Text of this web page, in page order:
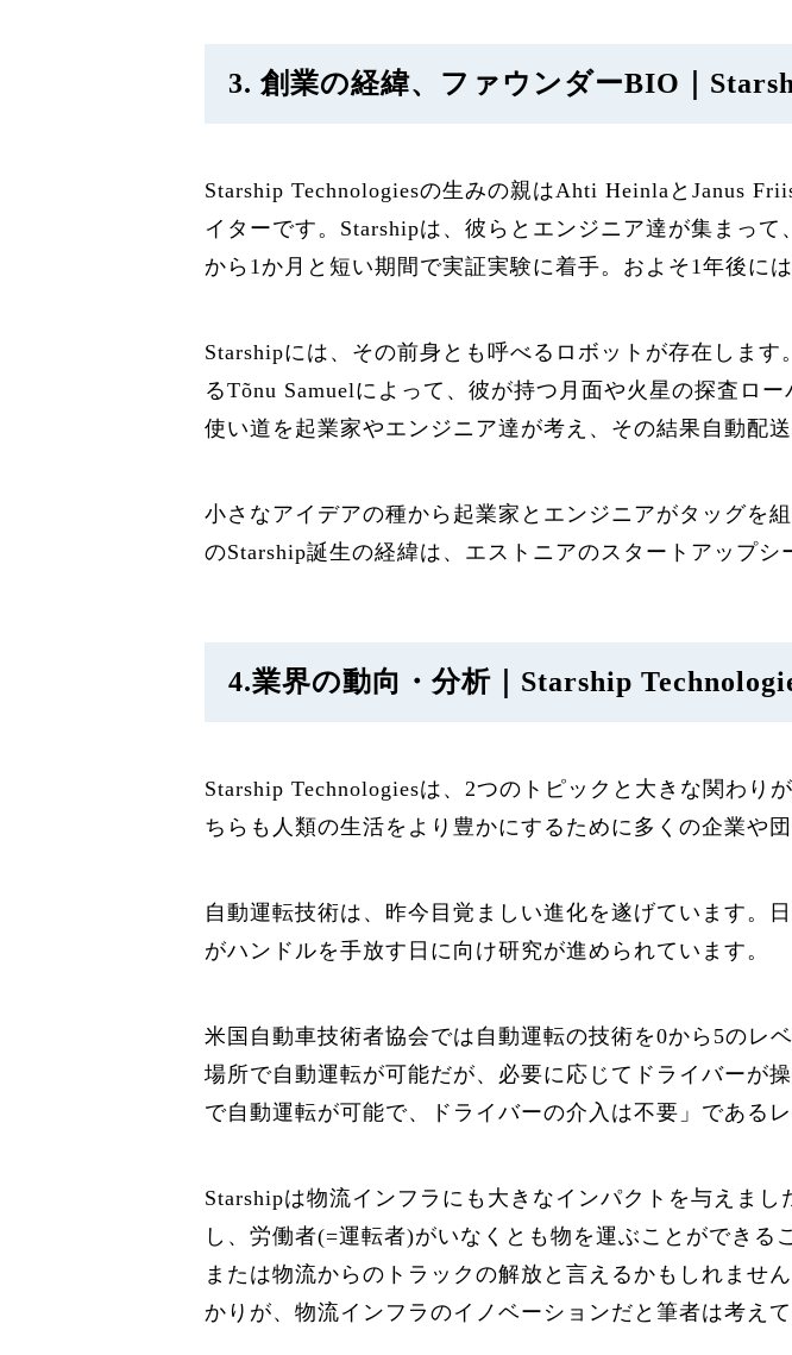
3. 創業の経緯、ファウンダーBIO｜
Starship Technologiesの生みの親はAhti HeinlaとJanus
イターです。Starshipは、彼らとエンジニア達が集まっ
から1か月と短い期間で実証実験に着手。およそ1年後に
Starshipには、その前身とも呼べるロボットが存在しま
るTõnu Samuelによって、彼が持つ月面や火星の探査ロ
使い道を起業家やエンジニア達が考え、その結果自動配
小さなアイデアの種から起業家とエンジニアがタッグを
のStarship誕生の経緯は、エストニアのスタートアップ
4.業界の動向・分析｜Starship
Starship Technologiesは、2つのトピックと大きな関わ
ちらも人類の生活をより豊かにするために多くの企業や
自動運転技術は、昨今目覚ましい進化を遂げています。
がハンドルを手放す日に向け研究が進められています。
米国自動車技術者協会では自動運転の技術を0から5のレ
場所で自動運転が可能だが、必要に応じてドライバーが
で自動運転が可能で、ドライバーの介入は不要」である
Starshipは物流インフラにも大きなインパクトを与えま
し、労働者(=運転者)がいなくとも物を運ぶことができる
または物流からのトラックの解放と言えるかもしれませ
かりが、物流インフラのイノベーションだと筆者は考えて